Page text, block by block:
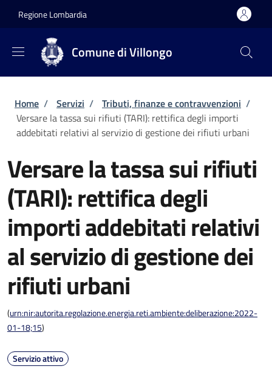
Regione Lombardia
Comune di Villongo
Briciole di pane
Home / Servizi / Tributi, finanze e contravvenzioni /
Versare la tassa sui rifiuti (TARI): rettifica degli importi
addebitati relativi al servizio di gestione dei rifiuti urbani
Versare la tassa sui rifiuti
(TARI): rettifica degli
importi addebitati relativi
al servizio di gestione dei
rifiuti urbani
(urn:nir:autorita.regolazione.energia.reti.ambiente:deliberazione:2022-
01-18;15)
Servizio attivo